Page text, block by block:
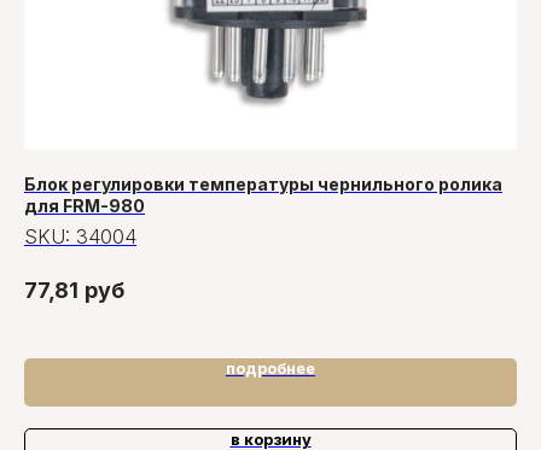
Блок регулировки температуры чернильного ролика
для FRM-980
SKU: 34004
77,81 руб
подробнее
в корзину